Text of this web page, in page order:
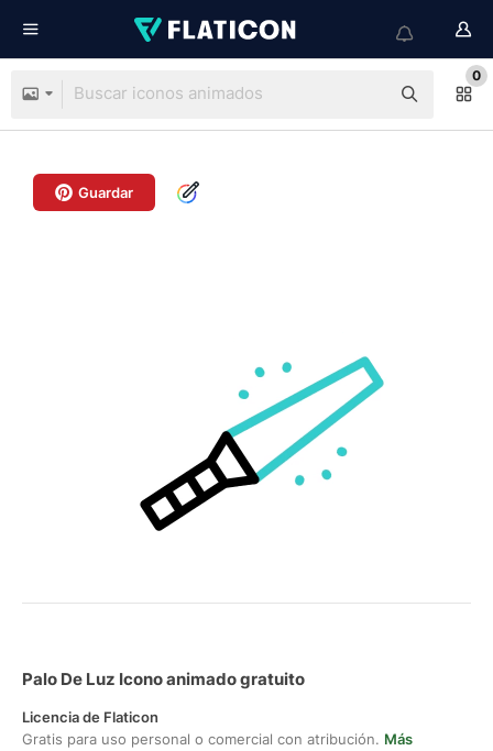
0
Guardar
Palo De Luz Icono animado gratuito
Licencia de Flaticon
Gratis para uso personal o comercial con atribución. Más